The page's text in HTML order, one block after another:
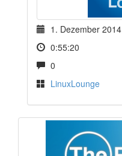
1. Dezember 2014
0:55:20
0
LinuxLounge